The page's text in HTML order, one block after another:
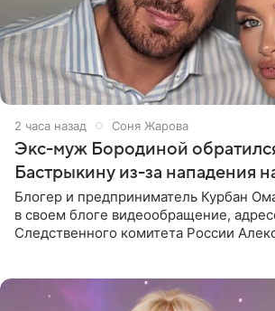
2 часа назад Соня Жарова
Экс-муж Бородиной
Бастрыкину из-за нападения
Блогер и предприниматель Курбан
в своем блоге видеообращение,
Следственного комитета России